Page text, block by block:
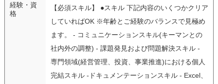
経験・資
格
【必須スキル】 ●スキル 下記内容のいくつかクリア
していればOK ※年齢とご経験のバランスで見極め
ます。 - コミュニケーションスキル(キーマンとの
社内外の調整) - 課題発見および問題解決スキル -
専門領域(経営管理、投資、事業推進)における個人
完結スキル -ドキュメンテーションスキル - Excel、